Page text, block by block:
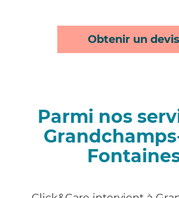
Obtenir un devis
Parmi nos